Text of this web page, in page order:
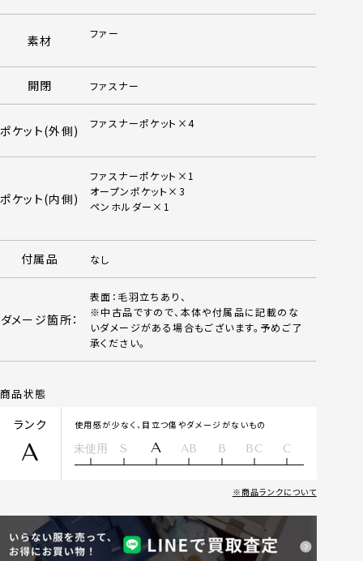
素材 ファー
開閉 ファスナー
ポケット(外側) ファスナーポケット×4
ポケット(内側)
ファスナーポケット×1
オープンポケット×3
ペンホルダー×1
付属品 なし
ダメージ箇所：
表面：毛羽立ちあり、
※中古品ですので、本体や付属品に記載のな
いダメージがある場合もございます。予めご了
承ください。
商品状態
ランク
A
使用感が少なく、目立つ傷やダメージがないもの
未使用 S A AB B BC C
商品ランクについて